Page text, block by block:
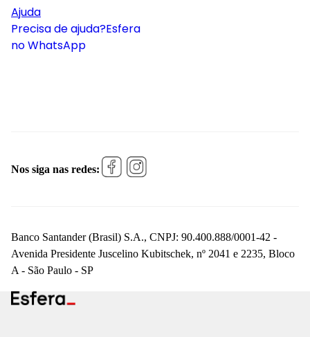
Ajuda
Precisa de ajuda?Esfera
no WhatsApp
Nos siga nas redes:
Banco Santander (Brasil) S.A., CNPJ: 90.400.888/0001-42 -
Avenida Presidente Juscelino Kubitschek, nº 2041 e 2235, Bloco
A - São Paulo - SP